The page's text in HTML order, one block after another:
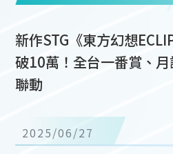
新作STG《東方幻想
破10萬！全台一番賞、
聯動
2025/06/27